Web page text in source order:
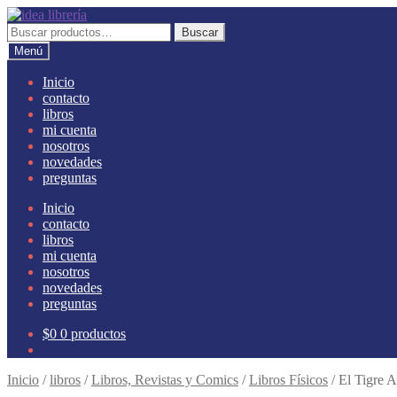
Ir
a
la
navegación
Ir
al
contenido
Buscar
por:
Buscar
Menú
Inicio
contacto
libros
mi cuenta
nosotros
novedades
preguntas
Inicio
contacto
libros
mi cuenta
nosotros
novedades
preguntas
$0 0 productos
Inicio /libros /Libros, Revistas y Comics /Libros Físicos /El Tigre